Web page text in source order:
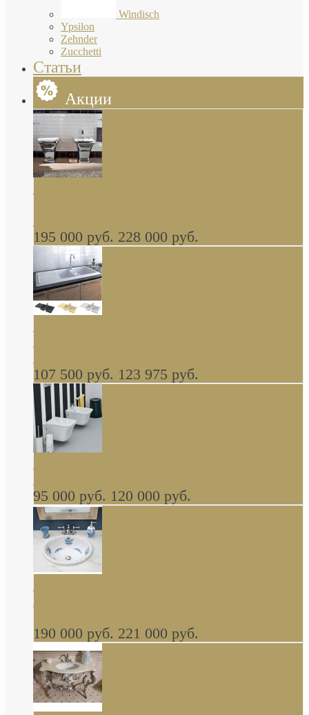
Windisch
Ypsilon
Zehnder
Zucchetti
Статьи
Акции
Butterfly Scarabeo КОМПЛЕКТ санфаянса
глянцевая платина В НАЛИЧИИ
195 000 руб. 228 000 руб.
керамическая мойка 1160 x 510 мм белая,
серая, черная, бежевая В НАЛИЧИИ
107 500 руб. 123 975 руб.
навесное КОМПЛЕКТ
95 000 руб. 120 000 руб.
Decorated Bathroom раковина овальная
встраиваемая для ванной с рисунком синяя
роза В НАЛИЧИИ
190 000 руб. 221 000 руб.